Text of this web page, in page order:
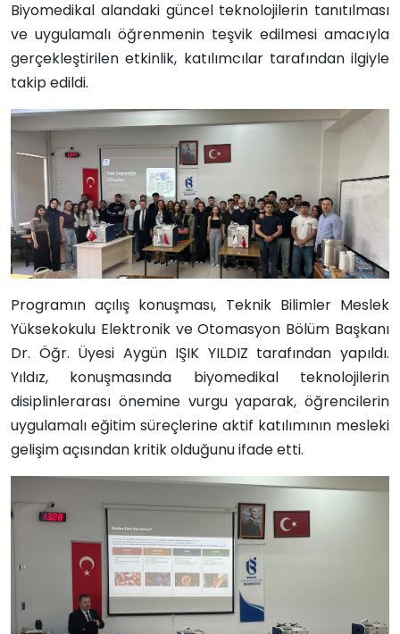
Biyomedikal alandaki güncel teknolojilerin tanıtılması
ve uygulamalı öğrenmenin teşvik edilmesi amacıyla
gerçekleştirilen etkinlik, katılımcılar tarafından ilgiyle
takip edildi.
Programın açılış konuşması, Teknik Bilimler Meslek
Yüksekokulu Elektronik ve Otomasyon Bölüm Başkanı
Dr. Öğr. Üyesi Aygün IŞIK YILDIZ tarafından yapıldı.
Yıldız, konuşmasında biyomedikal teknolojilerin
disiplinlerarası önemine vurgu yaparak, öğrencilerin
uygulamalı eğitim süreçlerine aktif katılımının mesleki
gelişim açısından kritik olduğunu ifade etti.